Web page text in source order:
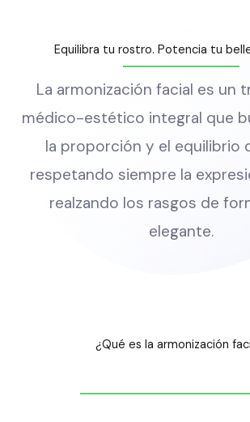
Equilibra tu rostro. Potencia tu
La armonización facial es un
médico-estético integral que
la proporción y el equilibrio
respetando siempre la
realzando los rasgos de
elegante.
¿Qué es la armonización